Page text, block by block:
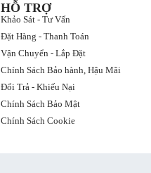
HỖ TRỢ
Khảo Sát - Tư Vấn
Đặt Hàng - Thanh Toán
Vận Chuyển - Lắp Đặt
Chính Sách Bảo hành, Hậu Mãi
Đổi Trả - Khiếu Nại
Chính Sách Bảo Mật
Chính Sách Cookie